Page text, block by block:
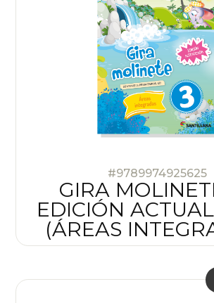
#9789974925625
GIRA
EDICIÓN
(ÁREAS